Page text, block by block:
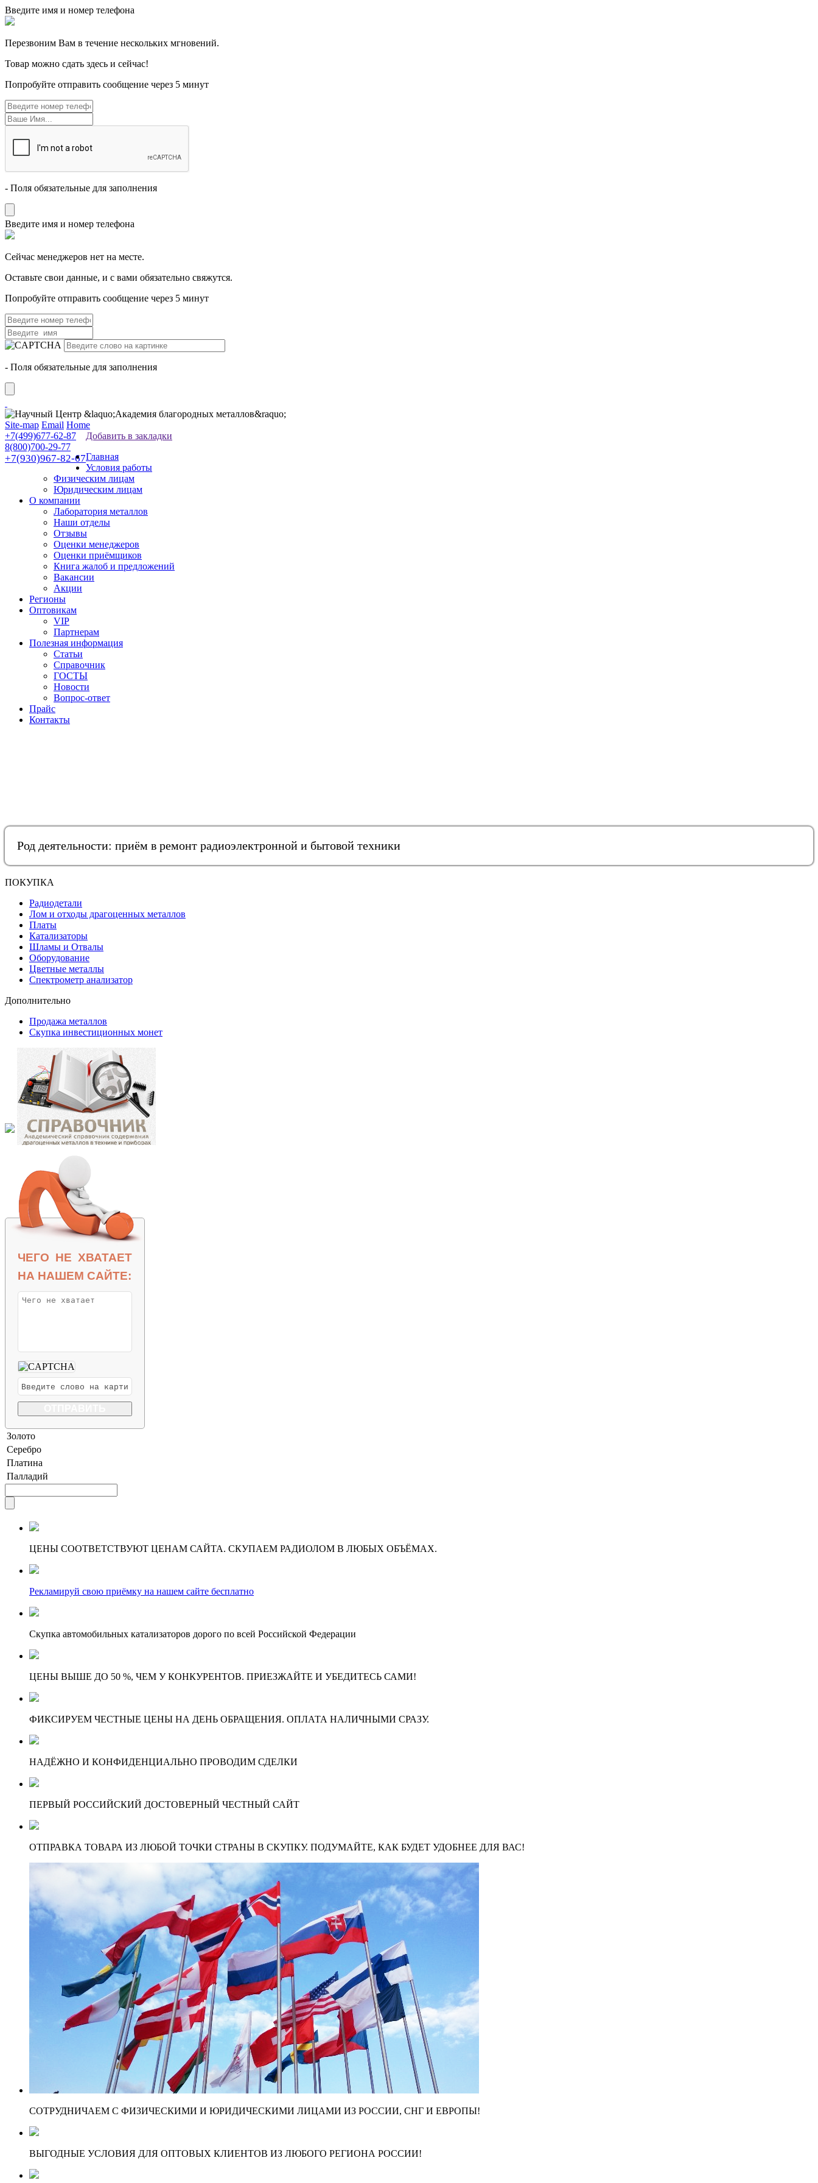
Введите имя и номер телефона
Перезвоним Вам в течение нескольких мгновений.
Товар можно сдать здесь и сейчас!
Попробуйте отправить сообщение через 5 минут
- Поля обязательные для заполнения
Введите имя и номер телефона
Cейчас менеджеров нет на месте.
Оставьте свои данные, и с вами обязательно свяжутся.
Попробуйте отправить сообщение через 5 минут
- Поля обязательные для заполнения
Site-map Email Home
+7(499)677-62-87
8(800)700-29-77
+7(930)967-82-67
Добавить в закладки
Главная
Условия работы
Физическим лицам
Юридическим лицам
О компании
Лаборатория металлов
Наши отделы
Отзывы
Оценки менеджеров
Оценки приёмщиков
Книга жалоб и предложений
Вакансии
Акции
Регионы
Оптовикам
VIP
Партнерам
Полезная информация
Статьи
Справочник
ГОСТЫ
Новости
Вопрос-ответ
Прайс
Контакты
Род деятельности: приём в ремонт радиоэлектронной и бытовой техники
ПОКУПКА
Радиодетали
Лом и отходы драгоценных металлов
Платы
Катализаторы
Шламы и Отвалы
Оборудование
Цветные металлы
Спектрометр анализатор
Дополнительно
Продажа металлов
Скупка инвестиционных монет
ЧЕГО НЕ ХВАТАЕТ
НА НАШЕМ САЙТЕ:
Золото
Серебро
Платина
Палладий
ЦЕНЫ СООТВЕТСТВУЮТ ЦЕНАМ САЙТА. СКУПАЕМ РАДИОЛОМ В ЛЮБЫХ ОБЪЁМАХ.
Рекламируй свою приёмку на нашем сайте бесплатно
Скупка автомобильных катализаторов дорого по всей Российской Федерации
ЦЕНЫ ВЫШЕ ДО 50 %, ЧЕМ У КОНКУРЕНТОВ. ПРИЕЗЖАЙТЕ И УБЕДИТЕСЬ САМИ!
ФИКСИРУЕМ ЧЕСТНЫЕ ЦЕНЫ НА ДЕНЬ ОБРАЩЕНИЯ. ОПЛАТА НАЛИЧНЫМИ СРАЗУ.
НАДЁЖНО И КОНФИДЕНЦИАЛЬНО ПРОВОДИМ СДЕЛКИ
ПЕРВЫЙ РОССИЙСКИЙ ДОСТОВЕРНЫЙ ЧЕСТНЫЙ САЙТ
ОТПРАВКА ТОВАРА ИЗ ЛЮБОЙ ТОЧКИ СТРАНЫ В СКУПКУ. ПОДУМАЙТЕ, КАК БУДЕТ УДОБНЕЕ ДЛЯ ВАС!
СОТРУДНИЧАЕМ С ФИЗИЧЕСКИМИ И ЮРИДИЧЕСКИМИ ЛИЦАМИ ИЗ РОССИИ, СНГ И ЕВРОПЫ!
ВЫГОДНЫЕ УСЛОВИЯ ДЛЯ ОПТОВЫХ КЛИЕНТОВ ИЗ ЛЮБОГО РЕГИОНА РОССИИ!